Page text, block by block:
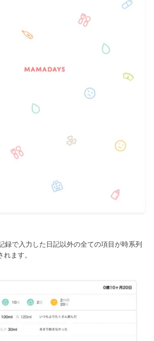
録で入力した日記以外の全ての項目が時系列
ます。